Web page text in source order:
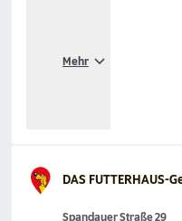
Mehr
DAS FUTTERHAUS-
Spandauer Straße 29